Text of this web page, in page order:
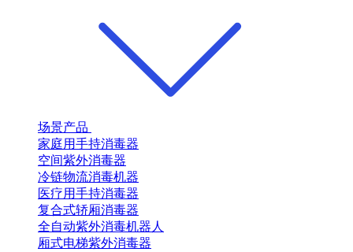
场景产品
家庭用手持消毒器
空间紫外消毒器
冷链物流消毒机器
医疗用手持消毒器
复合式轿厢消毒器
全自动紫外消毒机器人
厢式电梯紫外消毒器